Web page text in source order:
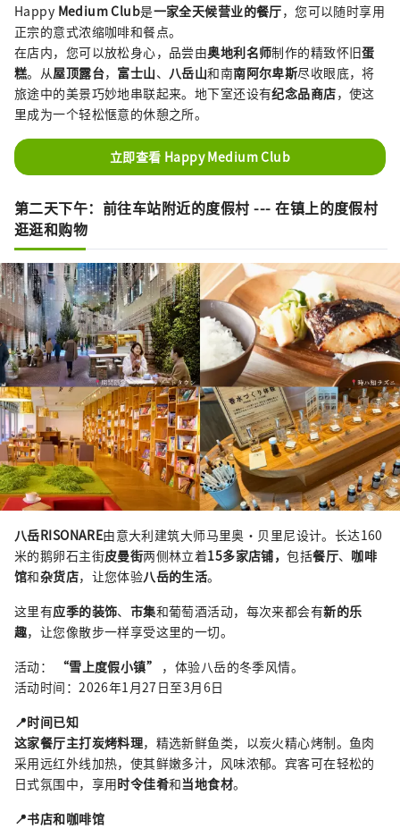
Happy Medium Club是一家全天候营业的餐厅，您可以随时享用
正宗的意式浓缩咖啡和餐点。
在店内，您可以放松身心，品尝由奥地利名师制作的精致怀旧蛋
糕。从屋顶露台， 富士山、 八岳山和南南阿尔卑斯尽收眼底，将
旅途中的美景巧妙地串联起来。地下室还设有纪念品商店，使这
里成为一个轻松惬意的休憩之所。
立即查看 Happy Medium Club
第二天下午：前往车站附近的度假村 --- 在镇上的度假村
逛逛和购物
八岳RISONARE由意大利建筑大师马里奥·贝里尼设计。长达160
米的鹅卵石主街皮曼街两侧林立着15多家店铺，包括餐厅、 咖啡
馆和杂货店，让您体验八岳的生活。
这里有应季的装饰、 市集和葡萄酒活动，每次来都会有新的乐
趣，让您像散步一样享受这里的一切。
活动：
“雪上度假小镇”
，体验八岳的冬季风情。
活动时间：2026年1月27日至3月6日
📍时间已知
这家餐厅主打炭烤料理，精选新鲜鱼类，以炭火精心烤制。鱼肉
采用远红外线加热，使其鲜嫩多汁，风味浓郁。宾客可在轻松的
日式氛围中，享用时令佳肴和当地食材。
📍书店和咖啡馆